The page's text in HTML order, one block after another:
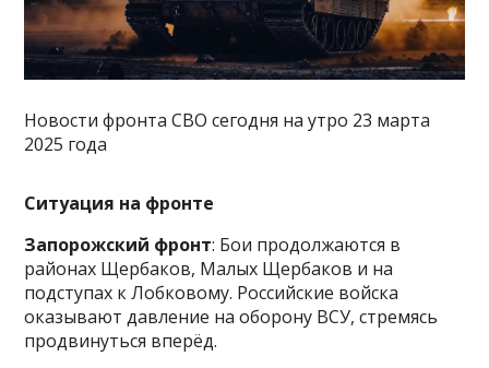
Новости фронта СВО сегодня на утро 23 марта
2025 года
Ситуация на фронте
Запорожский фронт: Бои продолжаются в
районах Щербаков, Малых Щербаков и на
подступах к Лобковому. Российские войска
оказывают давление на оборону ВСУ, стремясь
продвинуться вперёд.